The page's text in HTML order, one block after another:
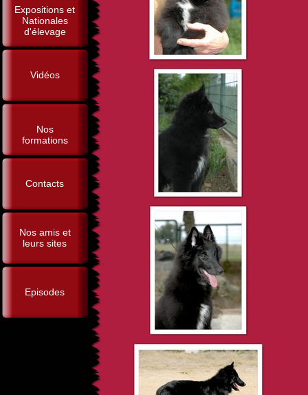
Expositions et
Nationales
d'élevage
Vidéos
Nos
formations
Contacts
Nos amis et
leurs sites
Episodes